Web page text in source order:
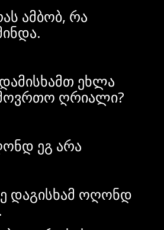
ამბობ, რა
ეხლა
ღრიალი?
ეგ არა
დაგისხამ ოღონდ